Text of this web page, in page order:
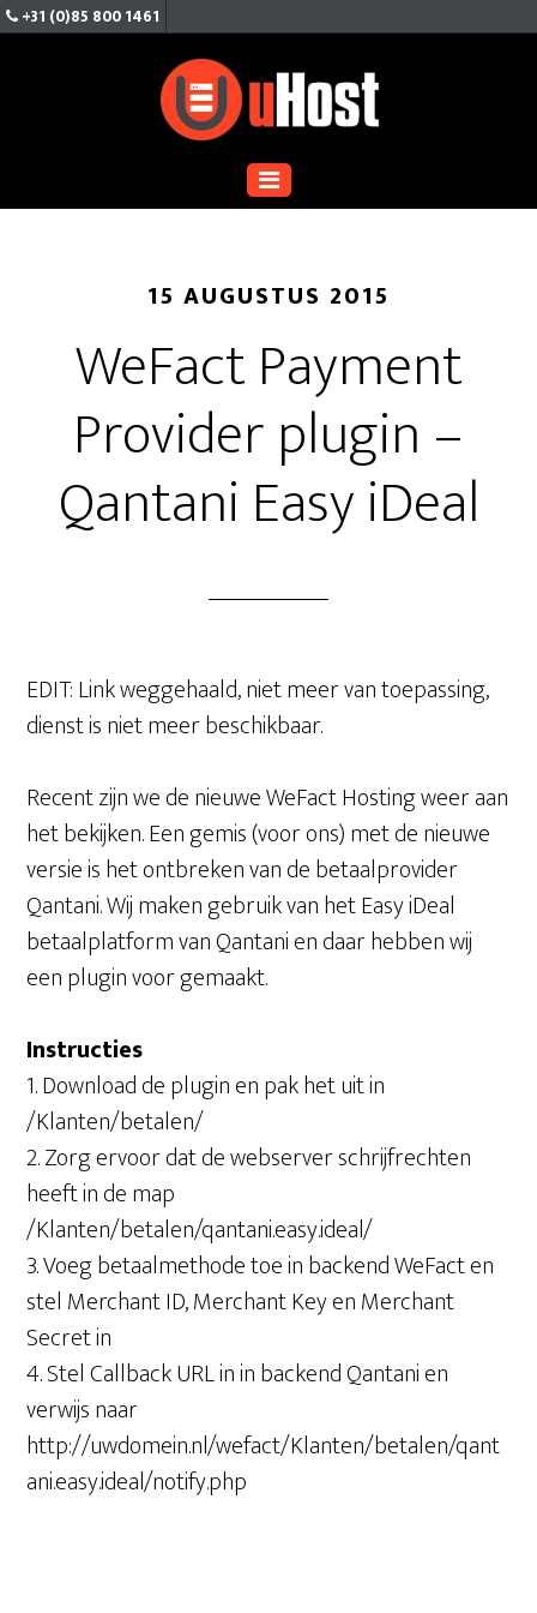
+31 (0)85 800 1461
Home/Blog/WeFact Payment
Provider plugin – Qantani Easy iDeal
15 AUGUSTUS 2015
WeFact Payment
Provider plugin –
Qantani Easy iDeal
EDIT: Link weggehaald, niet meer van toepassing,
dienst is niet meer beschikbaar.
Recent zijn we de nieuwe WeFact Hosting weer aan
het bekijken. Een gemis (voor ons) met de nieuwe
versie is het ontbreken van de betaalprovider
Qantani. Wij maken gebruik van het Easy iDeal
betaalplatform van Qantani en daar hebben wij
een plugin voor gemaakt.
Instructies
1. Download de plugin en pak het uit in
/Klanten/betalen/
2. Zorg ervoor dat de webserver schrijfrechten
heeft in de map
/Klanten/betalen/qantani.easy.ideal/
3. Voeg betaalmethode toe in backend WeFact en
stel Merchant ID, Merchant Key en Merchant
Secret in
4. Stel Callback URL in in backend Qantani en
verwijs naar
http://uwdomein.nl/wefact/Klanten/betalen/qant
ani.easy.ideal/notify.php